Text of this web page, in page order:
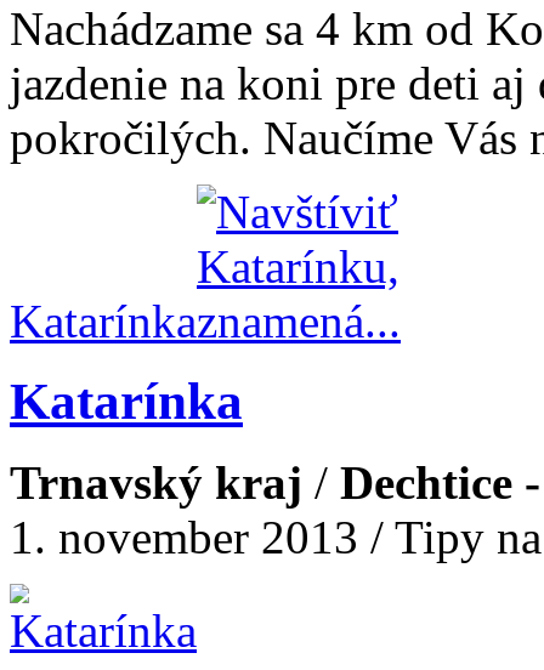
Nachádzame sa 4 km od
jazdenie na koni pre deti
pokročilých. Naučíme Vás
Katarínka
Katarínka
Trnavský kraj / Dechtice
1. november 2013 / Tipy